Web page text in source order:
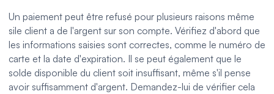
Un paiement peut être refusé pour plusieurs raisons même
sile client a de l'argent sur son compte. Vérifiez d'abord que
les informations saisies sont correctes, comme le numéro de
carte et la date d'expiration. Il se peut également que le
solde disponible du client soit insuffisant, même s'il pense
avoir suffisamment d'argent. Demandez-lui de vérifier cela